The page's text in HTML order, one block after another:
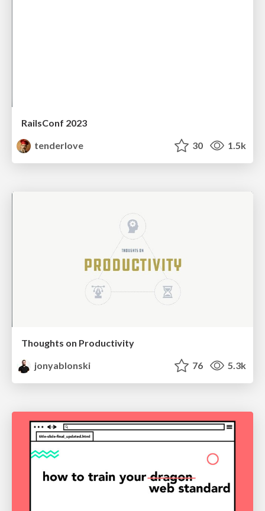
RailsConf 2023
tenderlove
30 1.5k
Thoughts on Productivity
jonyablonski
76 5.3k